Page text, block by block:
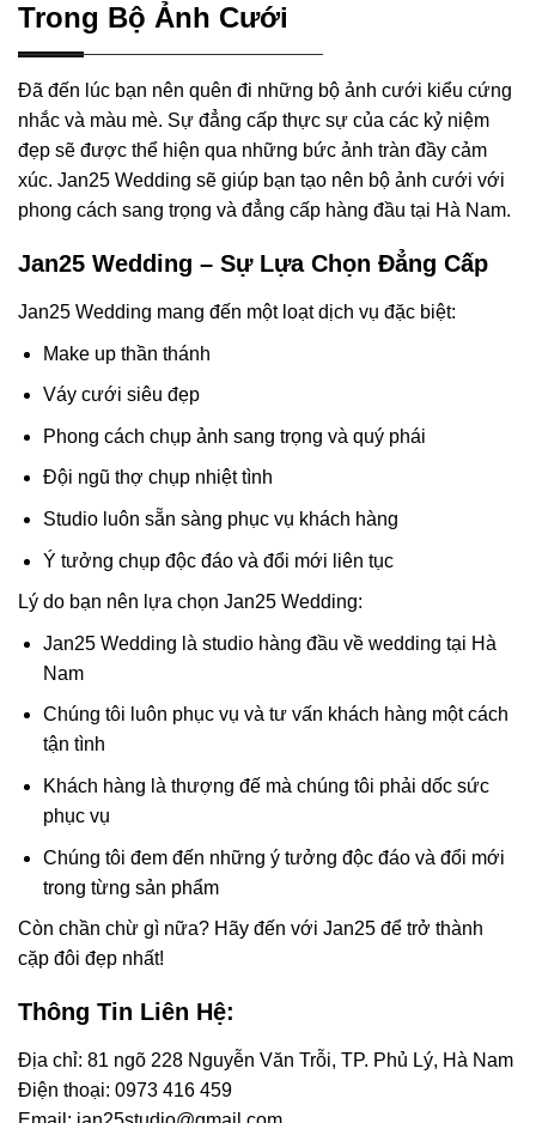
Trong Bộ Ảnh Cưới
Đã đến lúc bạn nên quên đi những bộ ảnh cưới kiểu cứng
nhắc và màu mè. Sự đẳng cấp thực sự của các kỷ niệm
đẹp sẽ được thể hiện qua những bức ảnh tràn đầy cảm
xúc. Jan25 Wedding sẽ giúp bạn tạo nên bộ ảnh cưới với
phong cách sang trọng và đẳng cấp hàng đầu tại Hà Nam.
Jan25 Wedding – Sự Lựa Chọn Đẳng Cấp
Jan25 Wedding mang đến một loạt dịch vụ đặc biệt:
Make up thần thánh
Váy cưới siêu đẹp
Phong cách chụp ảnh sang trọng và quý phái
Đội ngũ thợ chụp nhiệt tình
Studio luôn sẵn sàng phục vụ khách hàng
Ý tưởng chụp độc đáo và đổi mới liên tục
Lý do bạn nên lựa chọn Jan25 Wedding:
Jan25 Wedding là studio hàng đầu về wedding tại Hà
Nam
Chúng tôi luôn phục vụ và tư vấn khách hàng một cách
tận tình
Khách hàng là thượng đế mà chúng tôi phải dốc sức
phục vụ
Chúng tôi đem đến những ý tưởng độc đáo và đổi mới
trong từng sản phẩm
Còn chần chừ gì nữa? Hãy đến với Jan25 để trở thành
cặp đôi đẹp nhất!
Thông Tin Liên Hệ:
Địa chỉ: 81 ngõ 228 Nguyễn Văn Trỗi, TP. Phủ Lý, Hà Nam
Điện thoại: 0973 416 459